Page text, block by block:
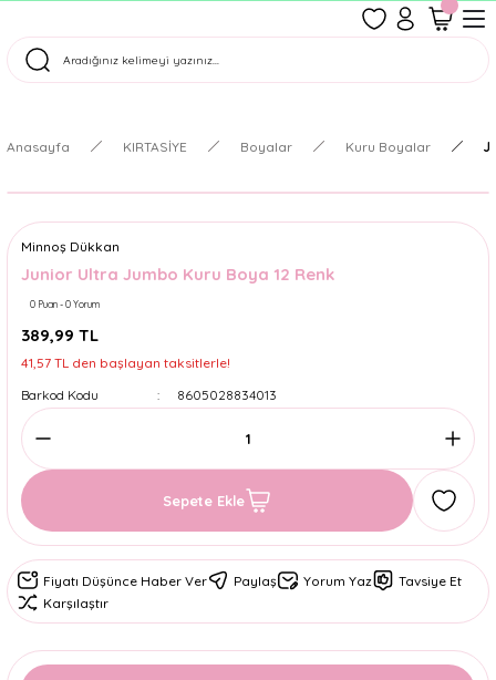
Tüm Siparişler Aynı Gün Kargoda!
Anasayfa KIRTASİYE Boyalar Kuru Boyalar
Minnoş Dükkan
Junior Ultra Jumbo Kuru Boya 12 Renk
0 Puan - 0 Yorum
389,99 TL
41,57 TL den başlayan taksitlerle!
Barkod Kodu
8605028834013
Sepete Ekle
Fiyatı Düşünce Haber Ver Paylaş Yorum Yaz
Tavsiye Et
Karşılaştır